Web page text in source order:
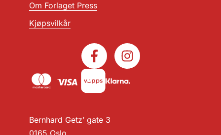
Bernhard Getz’ gate 3
Om Forlaget Press
Kjøpsvilkår